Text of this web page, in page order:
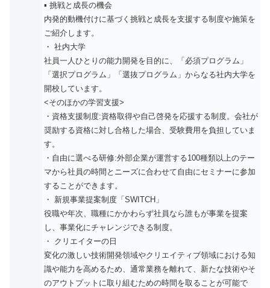
▪️ 挑戦と成長の機会
内発的動機付けに基づく挑戦と成長を支援する制度や施策を
ご紹介します。
・ 社内大学
社員一人ひとりの能力開発を目的に、「必須プログラム」
「選択プログラム」「選抜プログラム」からなる社内大学を
開校しています。
<そのほかの学習支援>
・資格支援制度:資格取得や自己啓発を応援する制度。会社が
奨励する資格に対し合格した場合、受験費用を負担していま
す。
・自由に選べる研修:外部企業が運営する100種類以上のテー
マから社員の時間とニーズに合わせて自由にセミナーに参加
することができます。
・ 新規事業提案制度「SWITCH」
役職や年次、職種にかかわらず社員なら誰もが事業を提案
し、事業化にチャレンジできる制度。
・ クリエイターの日
変化の激しい技術開発領域やクリエイティブ領域における知
識や能力を高めるため、通常業務を離れて、新たな技術やそ
のアウトプットに取り組むための時間を取ることが可能で